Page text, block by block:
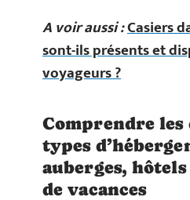
A voir aussi :Casiers
sont-ils présents et
voyageurs ?
Comprendre
types
auberges,
de vacances